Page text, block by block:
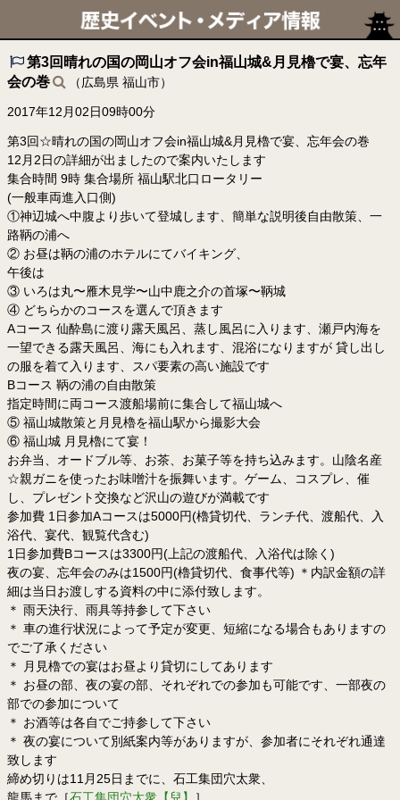
第3回晴れの国の岡山オフ会in福山城&月見櫓で宴、忘年
会の巻
（広島県 福山市）
2017年12月02日09時00分
第3回☆晴れの国の岡山オフ会in福山城&月見櫓で宴、忘年会の巻
12月2日の詳細が出ましたので案内いたします
集合時間 9時 集合場所 福山駅北口ロータリー
(一般車両進入口側)
①神辺城へ中腹より歩いて登城します、簡単な説明後自由散策、一
路鞆の浦へ
② お昼は鞆の浦のホテルにてバイキング、
午後は
③ いろは丸〜雁木見学〜山中鹿之介の首塚〜鞆城
④ どちらかのコースを選んで頂きます
Aコース 仙酔島に渡り露天風呂、蒸し風呂に入ります、瀬戸内海を
一望できる露天風呂、海にも入れます、混浴になりますが 貸し出し
の服を着て入ります、スパ要素の高い施設です
Bコース 鞆の浦の自由散策
指定時間に両コース渡船場前に集合して福山城へ
⑤ 福山城散策と月見櫓を福山駅から撮影大会
⑥ 福山城 月見櫓にて宴！
お弁当、オードブル等、お茶、お菓子等を持ち込みます。山陰名産
☆親ガニを使ったお味噌汁を振舞います。ゲーム、コスプレ、催
し、プレゼント交換など沢山の遊びが満載です
参加費 1日参加Aコースは5000円(櫓貸切代、ランチ代、渡船代、入
浴代、宴代、観覧代含む)
1日参加費Bコースは3300円(上記の渡船代、入浴代は除く)
夜の宴、忘年会のみは1500円(櫓貸切代、食事代等) ＊内訳金額の詳
細は当日お渡しする資料の中に添付致します。
＊ 雨天決行、雨具等持参して下さい
＊ 車の進行状況によって予定が変更、短縮になる場合もありますの
でご了承ください
＊ 月見櫓での宴はお昼より貸切にしてあります
＊ お昼の部、夜の宴の部、それぞれでの参加も可能です、一部夜の
部での参加について
＊ お酒等は各自でご持参して下さい
＊ 夜の宴について別紙案内等がありますが、参加者にそれぞれ通達
致します
締め切りは11月25日までに、石工集団穴太衆、
龍馬まで［石工集団穴太衆【兒】 ］